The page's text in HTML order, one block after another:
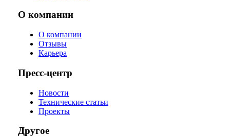
О компании
О компании
Отзывы
Карьера
Пресс-центр
Новости
Технические статьи
Проекты
Другое